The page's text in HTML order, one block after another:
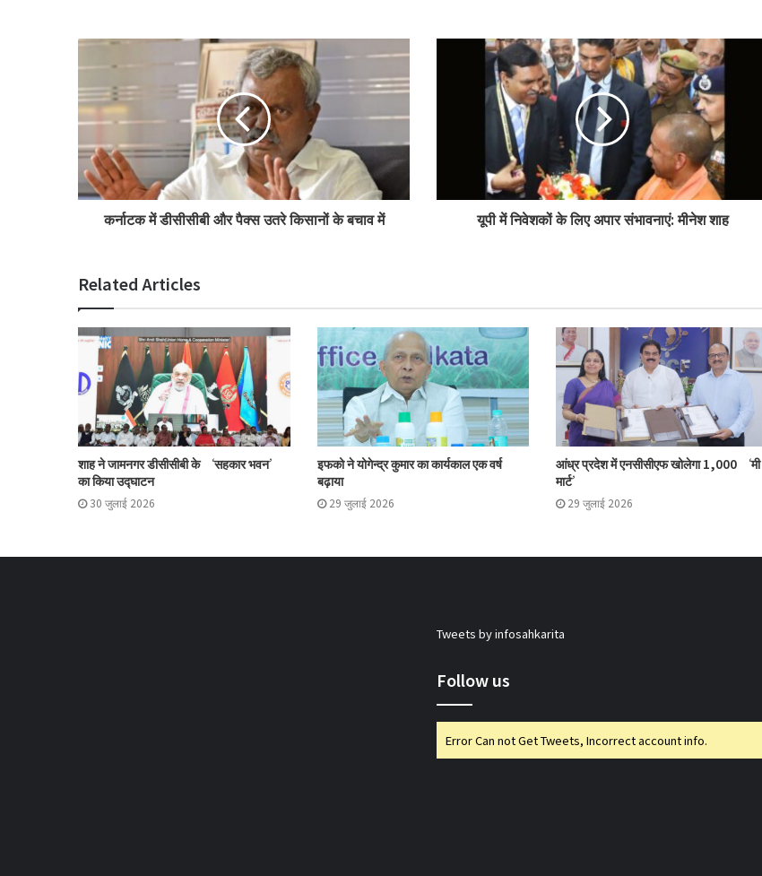
बिहार के मुख्यमंत्री ने की सहकारी बैंकिंग कार्यों की
समीक्षा
पीएम-किसान योजना के विस्तार का संघानी ने किया
स्वागत
अनघा सराफ आदित्य-अनघा मल्टीस्टेट की अध्यक्ष
निर्वाचित
मिलों को दी मंजूरी
ओडिशा के 29.5 लाख किसानों को मिला नैनो उर्वरकों
का लाभ: राज्य मंत्री
मोहोल और गुर्जर ने की प्रमुख सहकारी योजनाओं की
गुजकॉमासोल पीनट बटर उत्पादन के क्षेत्र में करेगा
कर्नाटक में डीसीसीबी और पैक्स उतरे किसानों के बचाव में यूपी में निवेशकों के लिए अपार संभावनाएं: मीनेश शाह
Related Articles
शाह ने जामनगर डीसीसीबी के ‘सहकार भवन’
का किया उद्घाटन
30 जुलाई 2026
इफको ने योगेन्द्र कुमार का कार्यकाल एक वर्ष
बढ़ाया
29 जुलाई 2026
आंध्र प्रदेश में एनसीसीएफ खोलेगा 1,000 ‘मी
मार्ट’
29 जुलाई 2026
Tweets by infosahkarita
Follow us
Error Can not Get Tweets, Incorrect account info.